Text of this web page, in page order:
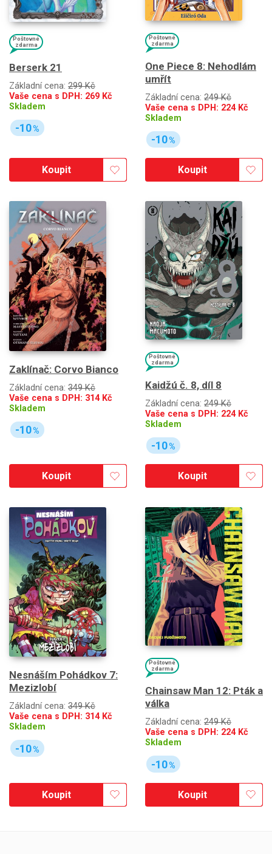
Poštovné
zdarma
Berserk 21
Základní cena: 299 Kč
Vaše cena s DPH: 269 Kč
Skladem
-10%
Koupit
Poštovné
zdarma
One Piece 8: Nehodlám
umřít
Základní cena: 249 Kč
Vaše cena s DPH: 224Kč
Skladem
-10%
Koupit
Zaklínač: Corvo Bianco
Základní cena: 349 Kč
Vaše cena s DPH: 314Kč
Skladem
-10%
Koupit
Poštovné
zdarma
Kaidžú č. 8, díl 8
Základní cena: 249 Kč
Vaše cena s DPH: 224Kč
Skladem
-10%
Koupit
Nesnáším Pohádkov 7:
Mezizlobí
Základní cena: 349 Kč
Vaše cena s DPH: 314Kč
Skladem
-10%
Koupit
Poštovné
zdarma
Chainsaw Man 12: Pták a
válka
Základní cena: 249 Kč
Vaše cena s DPH: 224Kč
Skladem
-10%
Koupit